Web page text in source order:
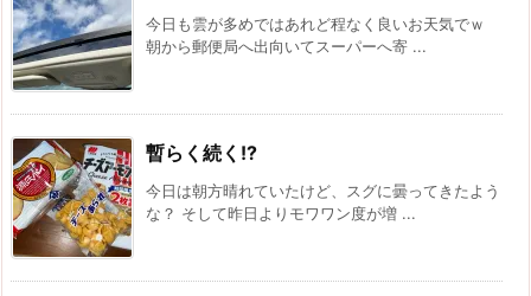
今日も雲が多めではあれど程なく良いお天気でｗ
朝から郵便局へ出向いてスーパーへ寄 ...
暫らく続く!?
今日は朝方晴れていたけど、スグに曇ってきたよう
な？ そして昨日よりモワワン度が増 ...